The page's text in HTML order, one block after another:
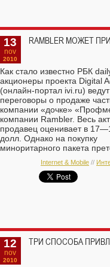
13
nov
2010
RAMBLER МОЖЕТ
Как стало известно РБК
акционеры проекта Digital
(онлайн-портал ivi.ru) ведут
переговоры о продаже
компании «дочке»
компании Rambler. Весь
продавец оценивает в
долл. Однако на покупку
миноритарного пакета
компания СТС.Internet & Mobile //
12
nov
2010
ТРИ СПОСОБА